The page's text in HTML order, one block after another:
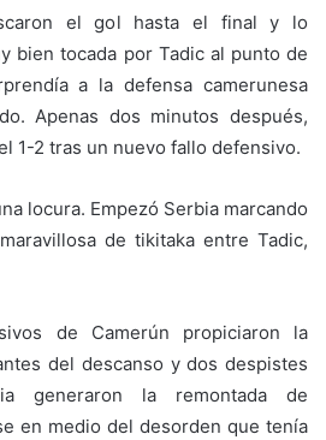
el gol hasta el final y lo
bien tocada por Tadic al punto de
a la defensa camerunesa
Apenas dos minutos después,
1-2 tras un nuevo fallo defensivo.
locura. Empezó Serbia marcando
de tikitaka entre Tadic,
de Camerún propiciaron la
del descanso y dos despistes
generaron la remontada de
en medio del desorden que tenía